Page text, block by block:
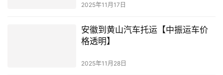
2025年11月17日
安徽到黄山汽车托运【中振运车价
格透明】
2025年11月28日